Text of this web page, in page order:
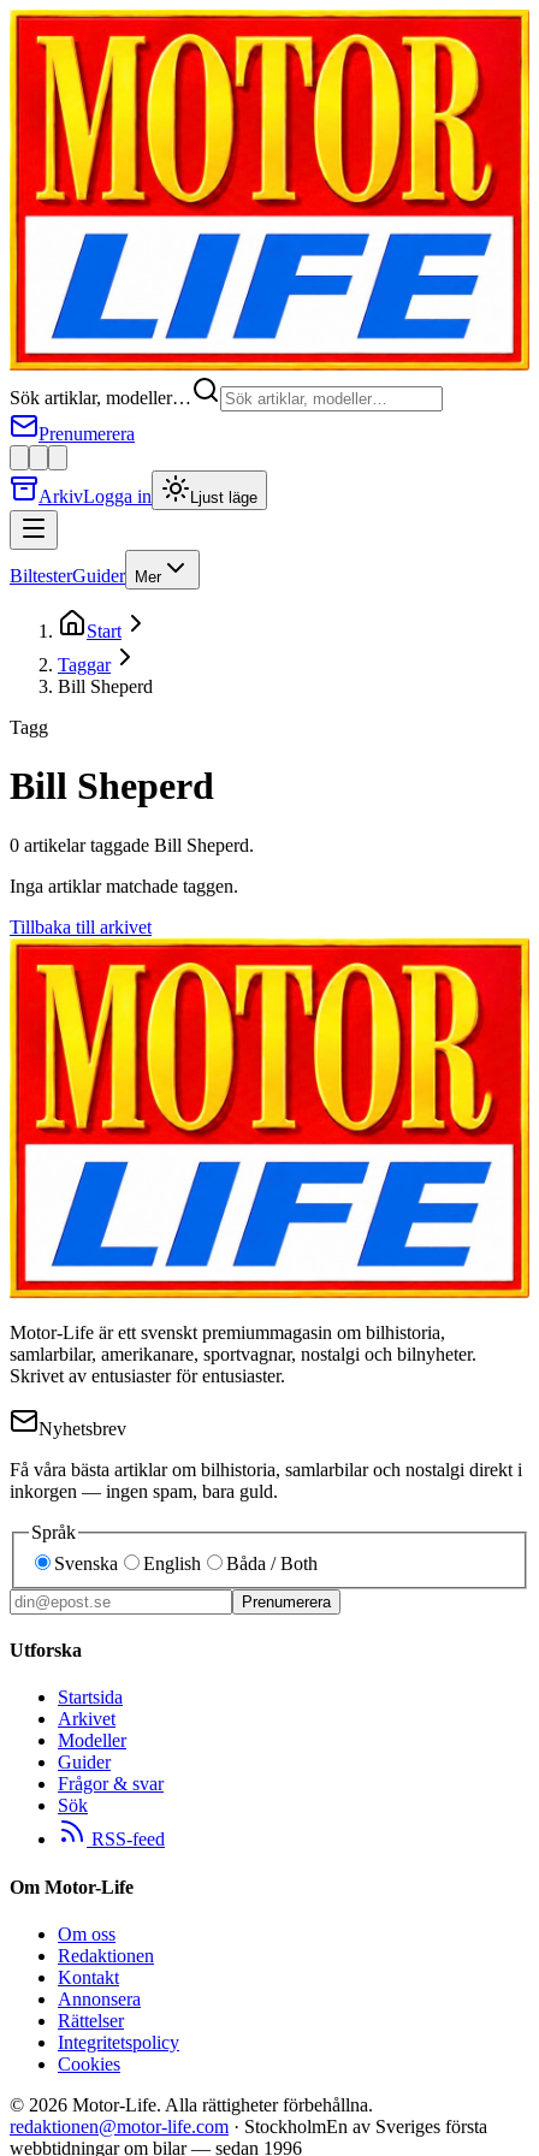
Sök artiklar, modeller…
Prenumerera
ArkivLogga in Ljust läge
BiltesterGuider Mer
Start
Taggar
Bill Sheperd
Tagg
Bill Sheperd
0 artikelartaggade Bill Sheperd.
Inga artiklar matchade taggen.
Tillbaka till arkivet
Motor-Life är ett svenskt premiummagasin om bilhistoria,
samlarbilar, amerikanare, sportvagnar, nostalgi och bilnyheter.
Skrivet av entusiaster för entusiaster.
Nyhetsbrev
Få våra bästa artiklar om bilhistoria, samlarbilar och nostalgi direkt i
inkorgen — ingen spam, bara guld.
Språk
Svenska
English Båda / Both
Prenumerera
Utforska
Startsida
Arkivet
Modeller
Guider
Frågor & svar
Sök
RSS-feed
Om Motor-Life
Om oss
Redaktionen
Kontakt
Annonsera
Rättelser
Integritetspolicy
Cookies
© 2026 Motor-Life. Alla rättigheter förbehållna.
redaktionen@motor-life.com · StockholmEn av Sveriges första
webbtidningar om bilar — sedan 1996